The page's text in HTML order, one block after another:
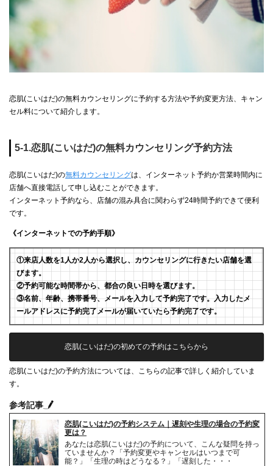
恋肌(こいはだ)の無料カウンセリングに予約する方法や予約変更方法、キャン
セル料について紹介します。
5-1.恋肌(こいはだ)の無料カウンセリング予約方法
恋肌(こいはだ)の無料カウンセリングは、インターネット予約か営業時間内に
店舗へ直接電話して申し込むことができます。
インターネット予約なら、店舗の混み具合に関わらず24時間予約できて便利
です。
《インターネットでの予約手順》
①来店人数を1人か2人から選択し、カウンセリングに行きたい店舗を選
びます。
②予約可能な時間帯から、都合の良い日時を選びます。
③名前、年齢、携帯番号、メールを入力して予約完了です。入力したメ
ールアドレスに予約完了メールが届いていたら予約完了です。
恋肌(こいはだ)の初めての予約はこちらから
恋肌(こいはだ)の予約方法については、こちらの記事で詳しく紹介していま
す。
参考記事
恋肌(こいはだ)の予約システム｜遅刻や生理の場合の予約変
更は？
あなたは恋肌(こいはだ)の予約について、こんな疑問を持っ
ていませんか？「予約変更やキャンセルはいつまで可
能？」「生理の時はどうなる？」「遅刻した・・・